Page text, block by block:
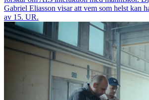
Gabriel Eliasson visar att vem som helst kan
av 15. UR.